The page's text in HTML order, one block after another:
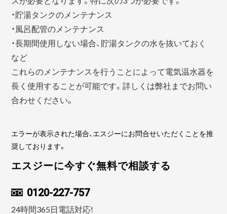
・貯湯タンクのメンテナンス
・風呂配管のメンテナンス
・長期間使用しない場合、貯湯タンクの水を抜いておく
など
これらのメンテナンスを行うことによって電気温水器を
長く使用することが可能です。詳しくは弊社までお問い
合わせください。
エラーが表示された場合、エスジーにお問合せいただくことを推
奨しております。
エスジーに今すぐ無料で相談する
0120-227-757
24時間365日電話対応!